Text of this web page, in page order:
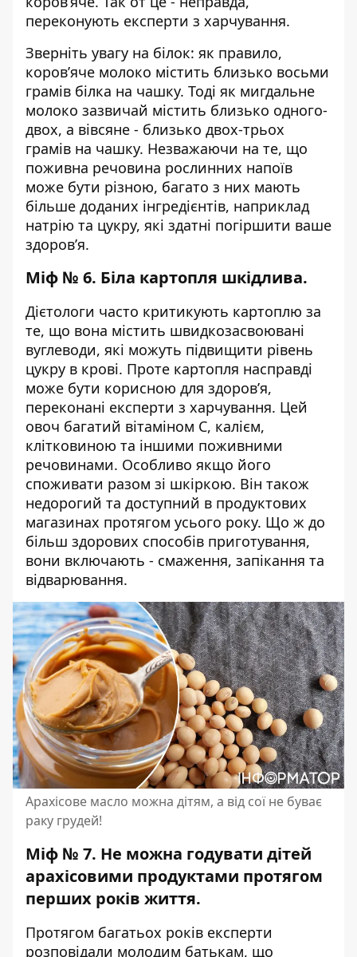
переконують експерти з харчування.
Зверніть увагу на білок: як правило,
коров’яче молоко містить близько восьми
грамів білка на чашку. Тоді як мигдальне
молоко зазвичай містить близько одного-
двох, а вівсяне - близько двох-трьох
грамів на чашку. Незважаючи на те, що
поживна речовина рослинних напоїв
може бути різною, багато з них мають
більше доданих інгредієнтів, наприклад
натрію та цукру, які здатні погіршити ваше
здоров’я.
Міф № 6. Біла картопля шкідлива.
Дієтологи часто критикують картоплю за
те, що вона містить швидкозасвоювані
вуглеводи, які можуть підвищити рівень
цукру в крові. Проте картопля насправді
може бути корисною для здоров’я,
переконані експерти з харчування. Цей
овоч багатий вітаміном С, калієм,
клітковиною та іншими поживними
речовинами. Особливо якщо його
споживати разом зі шкіркою. Він також
недорогий та доступний в продуктових
магазинах протягом усього року. Що ж до
більш здорових способів приготування,
вони включають - смаження, запікання та
відварювання.
Арахісове масло можна дітям, а від сої не буває
раку грудей!
Міф № 7. Не можна годувати дітей
арахісовими продуктами протягом
перших років життя.
Протягом багатьох років експерти
розповідали молодим батькам, що